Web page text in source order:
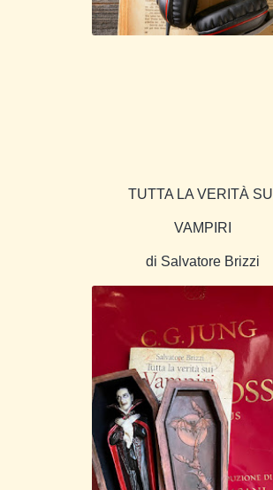
TUTTA LA VERITÀ SUI
VAMPIRI
di Salvatore Brizzi